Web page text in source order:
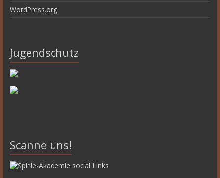
WordPress.org
Jugendschutz
Scanne uns!